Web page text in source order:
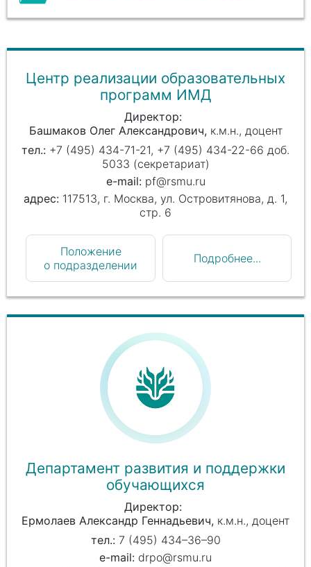
Центр реализации образовательных
программ ИМД
Директор
Башмаков Олег Александрович к.м.н., доцент
+7 (495) 434-71-21, +7 (495) 434-22-66 доб.
5033 (секретариат)
pf@rsmu.ru
117513, г. Москва, ул. Островитянова, д. 1,
стр. 6
Положение
о подразделении
Подробнее...
Департамент развития и поддержки
обучающихся
Директор
Ермолаев Александр Геннадьевич к.м.н., доцент
7 (495) 434–36–90
drpo@rsmu.ru